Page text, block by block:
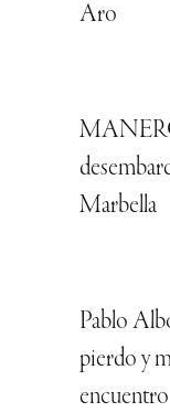
Aro
Marbella
Pablo
pierdo y
encuentro